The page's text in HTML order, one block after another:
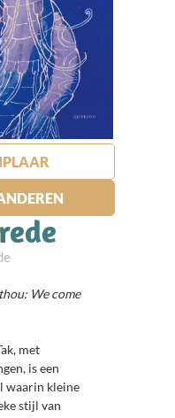
We come
met
is een
waarin kleine
stijl van